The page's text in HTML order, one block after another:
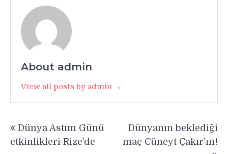
About admin
View all posts by admin →
gezinmesi
Dünya Astım Günü
etkinlikleri Rize’de
Dünyanın beklediği
maç Cüneyt Çakır’ın!